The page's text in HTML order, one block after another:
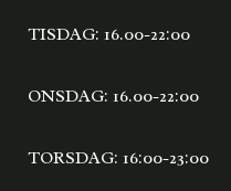
TISDAG: 16.00-22:00
ONSDAG: 16.00-22:00
TORSDAG: 16:00-23:00